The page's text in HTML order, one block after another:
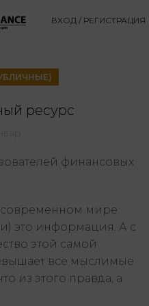
ВХОД / РЕГИСТРАЦИЯ
ресурс
финансовых
мире
это информация. А с
этой самой
все мыслимые
из этого правда, а